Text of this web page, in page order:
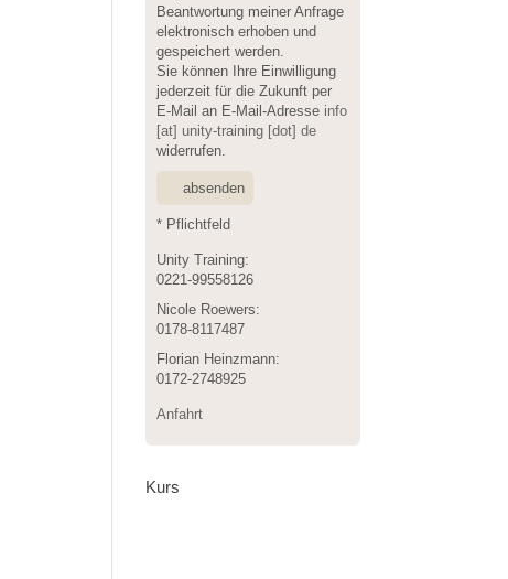
Beantwortung meiner Anfrage
elektronisch erhoben und
gespeichert werden.
Sie können Ihre Einwilligung
jederzeit für die Zukunft per
E-Mail an E-Mail-Adresse info
[at] unity-training [dot] de
widerrufen.
* Pflichtfeld
Unity Training:
0221-99558126
Nicole Roewers:
0178-8117487
Florian Heinzmann:
0172-2748925
Anfahrt
Kurs